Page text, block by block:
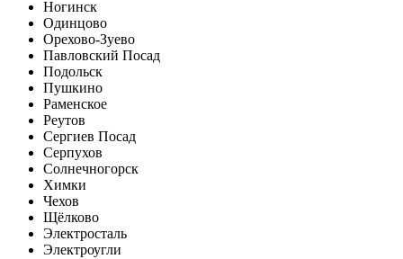
Ногинск
Одинцово
Орехово-Зуево
Павловский Посад
Подольск
Пушкино
Раменское
Реутов
Сергиев Посад
Серпухов
Солнечногорск
Химки
Чехов
Щёлково
Электросталь
Электроугли